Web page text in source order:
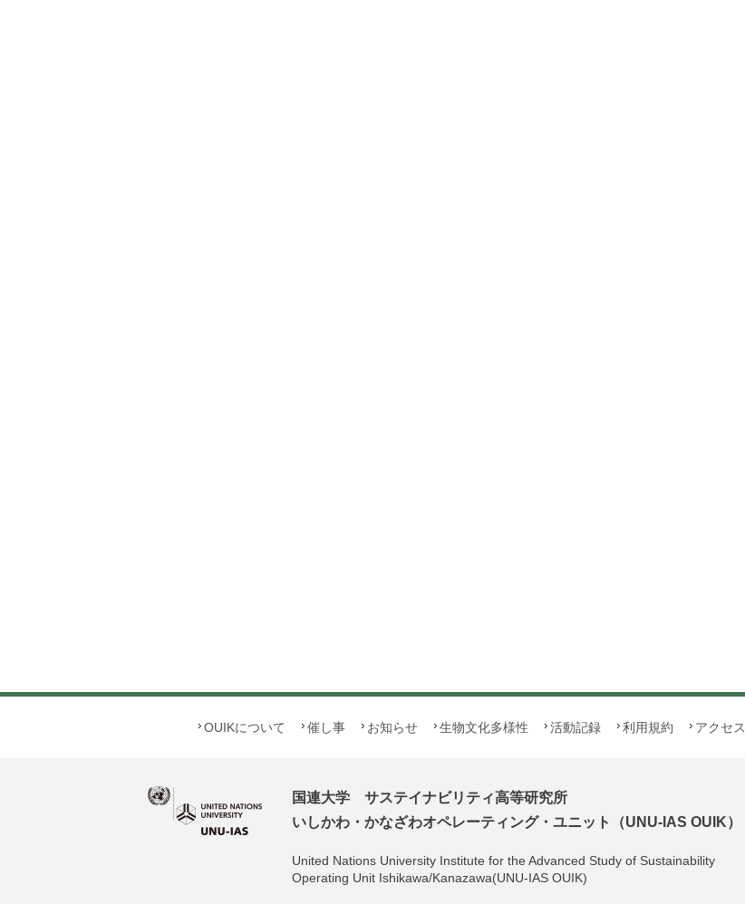
OUIKについて 催し事 お知らせ 生物文化多様性 活動記録 利用規約 アクセス
国連大学 サステイナビリティ高等研究所
いしかわ・かなざわオペレーティング・ユニット（UNU-IAS OUIK）
United Nations University Institute for the Advanced Study of Sustainability
Operating Unit Ishikawa/Kanazawa(UNU-IAS OUIK)